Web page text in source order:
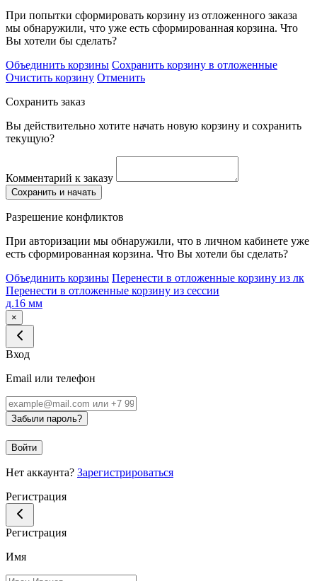
При попытки сформировать корзину из отложенного заказа
мы обнаружили, что уже есть сформированная корзина. Что
Вы хотели бы сделать?
Объединить корзины Сохранить корзину в отложенные
Очистить корзину Отменить
Сохранить заказ
Вы действительно хотите начать новую корзину и сохранить
текущую?
Комментарий к заказу
Сохранить и начать
Разрешение конфликтов
При авторизации мы обнаружили, что в личном кабинете уже
есть сформированная корзина. Что Вы хотели бы сделать?
Объединить корзины Перенести в отложенные корзину из лк
Перенести в отложенные корзину из сессии
д.16 мм
×
Вход
Email или телефон
Забыли пароль?
Войти
Нет аккаунта? Зарегистрироваться
Регистрация
Регистрация
Имя